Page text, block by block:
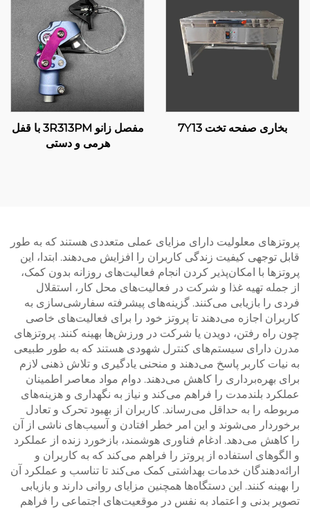
بخاری صفحه تخت 7Y13
مفصل زانو 3R313PM با قفل
هرمی و دستی
پروتزهای معلولیت دارای مزایای عملی متعددی هستند که به طور
قابل توجهی کیفیت زندگی کاربران را افزایش می‌دهند. ابتدا، این
پروتزها با امکان‌پذیر کردن انجام فعالیت‌های روزانه بدون کمک،
از جمله تهیه غذا و شرکت در فعالیت‌های محل کار، استقلال
فردی را بازیابی می‌کنند. گزینه‌های پیشرفته سفارشی‌سازی به
کاربران اجازه می‌دهند تا پروتز خود را برای فعالیت‌های خاصی
چون راه رفتن، دویدن یا شرکت در ورزش‌ها بهینه کنند. پروتزهای
مدرن دارای سیستم‌های کنترل شهودی هستند که به طور طبیعی
به نیات کاربر پاسخ می‌دهند و منحنی یادگیری و تلاش ذهنی لازم
برای بهره‌برداری را کاهش می‌دهند. دوام مواد معاصر اطمینان
عملکرد بلندمدت را فراهم می‌کند و نیاز به نگهداری و هزینه‌های
مربوطه را به حداقل می‌رساند. کاربران از بهبود تحرک و تعادل
برخوردار می‌شوند و این امر خطر افتادن و آسیب‌های ناشی از آن
را کاهش می‌دهد. ادغام فناوری هوشمند، بازخورد زنده از عملکرد
و الگوهای استفاده از پروتز را فراهم می‌کند که به کاربران و
ارائه‌دهندگان خدمات بهداشتی کمک می‌کند تا تناسب و عملکرد آن
را بهینه کنند. این دستگاه‌ها همچنین مزایای روانی دارند و بازیابی
تصویر بدنی و اعتماد به نفس در موقعیت‌های اجتماعی را فراهم